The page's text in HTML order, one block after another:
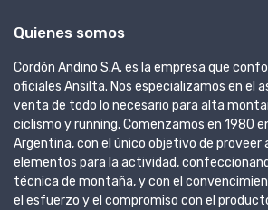
Quienes somos
Cordón Andino S.A. es la empresa que
oficiales Ansilta. Nos especializamos en el
venta de todo lo necesario para alta
ciclismo y running. Comenzamos en 1980
Argentina, con el único objetivo de proveer
elementos para la actividad,
técnica de montaña, y con el
el esfuerzo y el compromiso con el